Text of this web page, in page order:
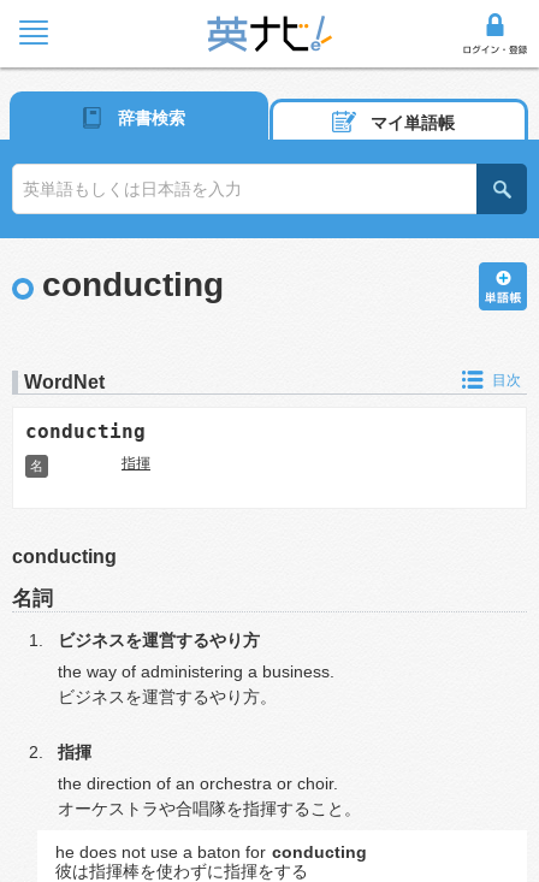
辞書検索 マイ単語帳
conducting
WordNet 目次
conducting
名 指揮
conducting
名詞
ビジネスを運営するやり方
the way of administering a business.
ビジネスを運営するやり方。
指揮
the direction of an orchestra or choir.
オーケストラや合唱隊を指揮すること。
he does not use a baton for conducting
彼は指揮棒を使わずに指揮をする